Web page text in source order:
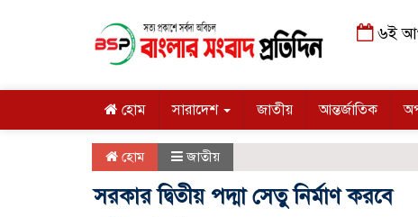
৬ই
হোম সারাদেশ জাতীয় আন্তর্জাতিক
হোম জাতীয়
সরকার দ্বিতীয় পদ্মা সেতু নির্মাণ করবে